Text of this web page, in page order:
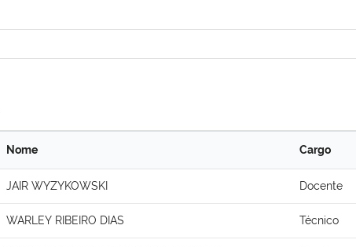
Nome Cargo
JAIR WYZYKOWSKI Docente
WARLEY RIBEIRO DIAS Técnico